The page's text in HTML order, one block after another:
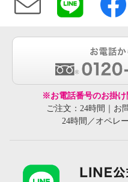
※お電話番号のお掛け
ご注文：24時間｜お
24時間／オペレ